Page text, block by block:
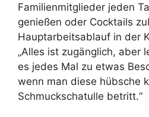
Familienmitglieder jeden
genießen oder Cocktails
Hauptarbeitsablauf in der
„Alles ist zugänglich, aber
es jedes Mal zu etwas
wenn man diese hübsche
Schmuckschatulle betritt.“